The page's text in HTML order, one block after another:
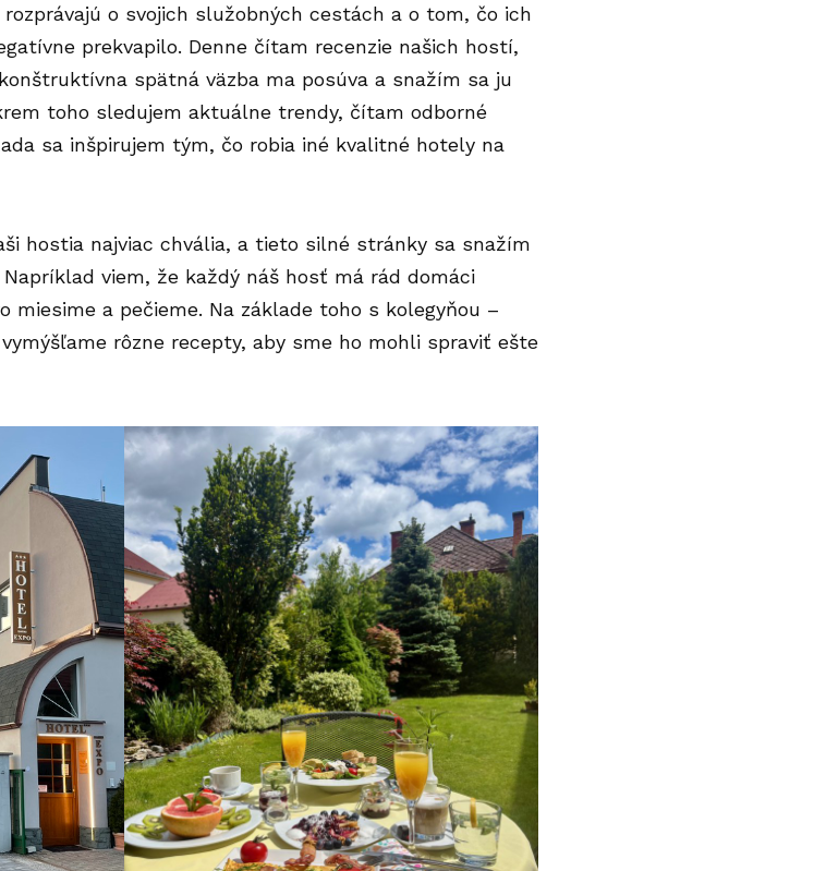
o svojich služobných cestách a o tom, čo ich
prekvapilo. Denne čítam recenzie našich hostí,
spätná väzba ma posúva a snažím sa ju
toho sledujem aktuálne trendy, čítam odborné
sa inšpirujem tým, čo robia iné kvalitné hotely na
hostia najviac chvália, a tieto silné stránky sa snažím
viem, že každý náš hosť má rád domáci
miesime a pečieme. Na základe toho s kolegyňou –
rôzne recepty, aby sme ho mohli spraviť ešte